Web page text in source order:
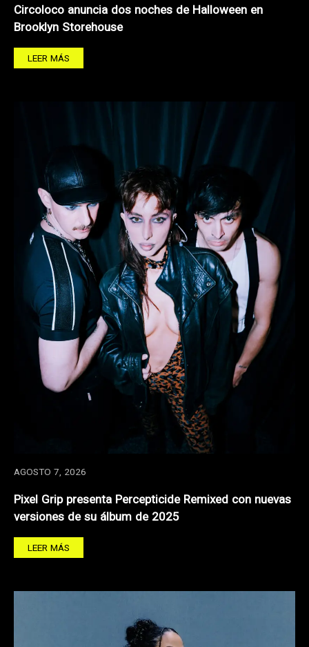
Circoloco anuncia dos noches de Halloween en
Brooklyn Storehouse
LEER MÁS
AGOSTO 7, 2026
Pixel Grip presenta Percepticide Remixed con nuevas
versiones de su álbum de 2025
LEER MÁS